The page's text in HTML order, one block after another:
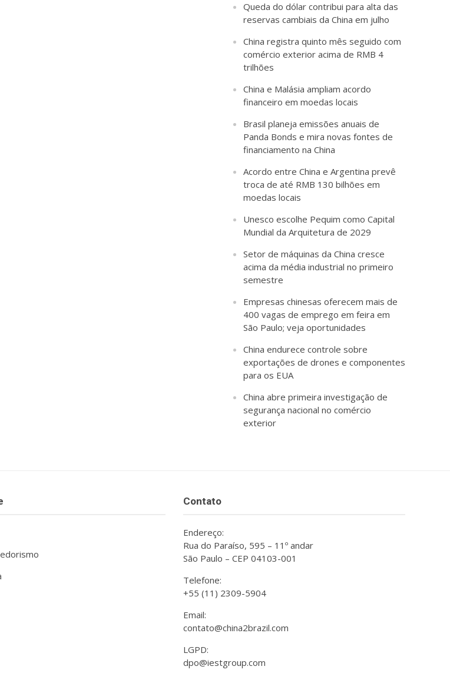
Queda do dólar contribui para alta das
reservas cambiais da China em julho
China registra quinto mês seguido com
comércio exterior acima de RMB 4
trilhões
China e Malásia ampliam acordo
financeiro em moedas locais
Brasil planeja emissões anuais de
Panda Bonds e mira novas fontes de
financiamento na China
Acordo entre China e Argentina prevê
troca de até RMB 130 bilhões em
moedas locais
Unesco escolhe Pequim como Capital
Mundial da Arquitetura de 2029
Setor de máquinas da China cresce
acima da média industrial no primeiro
semestre
Empresas chinesas oferecem mais de
400 vagas de emprego em feira em
São Paulo; veja oportunidades
China endurece controle sobre
exportações de drones e componentes
para os EUA
China abre primeira investigação de
segurança nacional no comércio
exterior
Contato
Endereço:
Rua do Paraíso, 595 – 11º andar
São Paulo – CEP 04103-001
Telefone:
+55 (11) 2309-5904
Email:
contato@china2brazil.com
LGPD:
dpo@iestgroup.com